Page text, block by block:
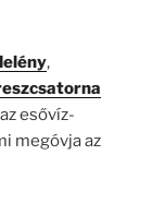
,
esővíz-
megóvja az